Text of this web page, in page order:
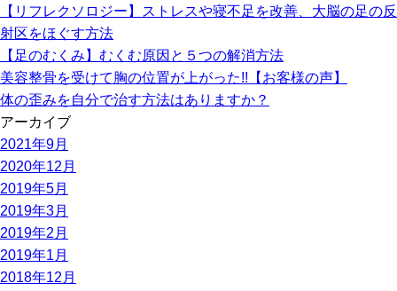
【リフレクソロジー】ストレスや寝不足を改善、大脳の足の反
射区をほぐす方法
【足のむくみ】むくむ原因と５つの解消方法
美容整骨を受けて胸の位置が上がった!!【お客様の声】
体の歪みを自分で治す方法はありますか？
アーカイブ
2021年9月
2020年12月
2019年5月
2019年3月
2019年2月
2019年1月
2018年12月